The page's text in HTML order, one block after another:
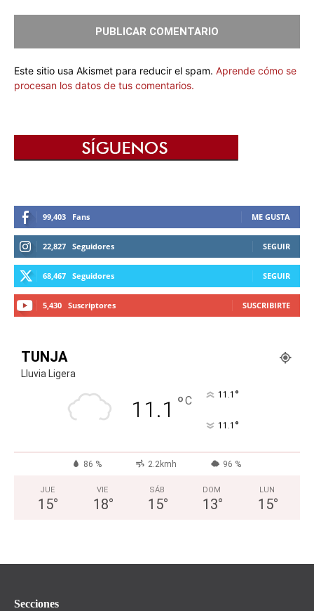
Este sitio usa Akismet para reducir el spam. Aprende cómo se
procesan los datos de tus comentarios.
99,403 Fans ME GUSTA
22,827 Seguidores SEGUIR
68,467 Seguidores SEGUIR
5,430 Suscriptores SUSCRIBIRTE
TUNJA
Lluvia Ligera
11.1 °C 11.1 °
11.1 °
86 % 2.2kmh 96 %
JUE
15°
VIE
18°
SÁB
15°
DOM
13°
LUN
15°
Secciones